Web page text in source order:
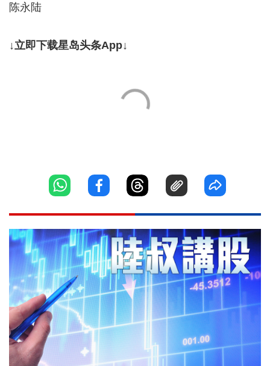
陈永陆
↓立即下载星岛头条App↓